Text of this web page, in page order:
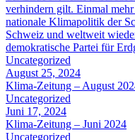
verhindern gilt. Einmal
nationale Klimapolitik der
Schweiz und weltweit
demokratische Partei für
Uncategorized
August 25, 2024
Klima-Zeitung – August
Uncategorized
Juni 17, 2024
Klima-Zeitung – Juni 2024
Uncategorized